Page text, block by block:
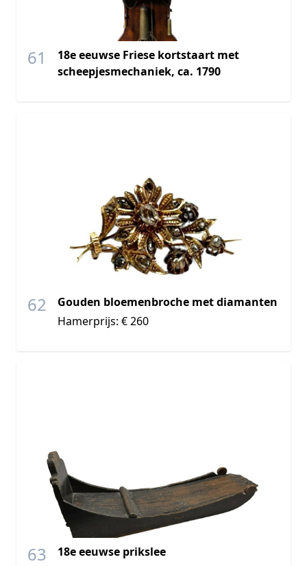
61
18e eeuwse Friese kortstaart met
scheepjesmechaniek, ca. 1790
62
Gouden bloemenbroche met diamanten
Hamerprijs: € 260
63 18e eeuwse prikslee